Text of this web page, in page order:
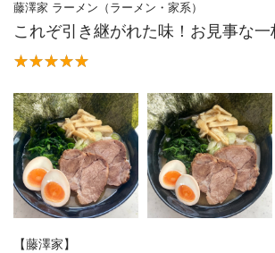
藤澤家 ラーメン（ラーメン・家系）
これぞ引き継がれた味！お見事な一
【藤澤家】